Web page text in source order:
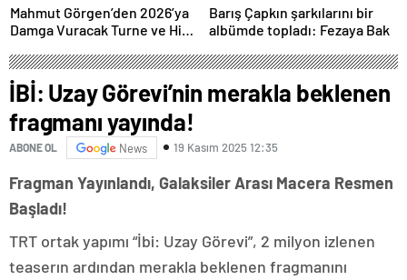
Performansla Hayranlarıyla
Buluşuyor
Mahmut Görgen’den 2026’ya
Damga Vuracak Turne ve Hit
Barış Çapkın şarkılarını bir
albümde topladı: Fezaya Bak
İBİ: Uzay Görevi’nin merakla beklenen
fragmanı yayında!
ABONE OL News 19 Kasım 2025 12:35
Fragman Yayınlandı, Galaksiler Arası Macera Resmen
Başladı!
TRT ortak yapımı “İbi: Uzay Görevi”, 2 milyon izlenen
teaserın ardından merakla beklenen fragmanını